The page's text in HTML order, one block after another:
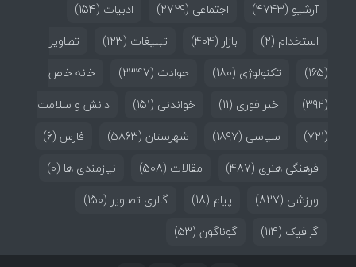
آرشیو (4743) اجتماعی (2729) ادبیات (154)
استخدام (2) بازار (404) تبلیغات (123)
تصاویر
(165)
تکنولوژی (180) حوادث (2347)
خانه خاص
(392)
خبر فوری (11) خواندنی (151)
دانش و سلامت
(721)
سیاسی (1897) شهرستان (5863) فارس (6)
فرهنگی هنری (487) مقالات (508) نیازمندی ها (0)
ورزشی (827) پیام (18) گالری تصاویر (150)
گرافیک (114) گوناگون (53)